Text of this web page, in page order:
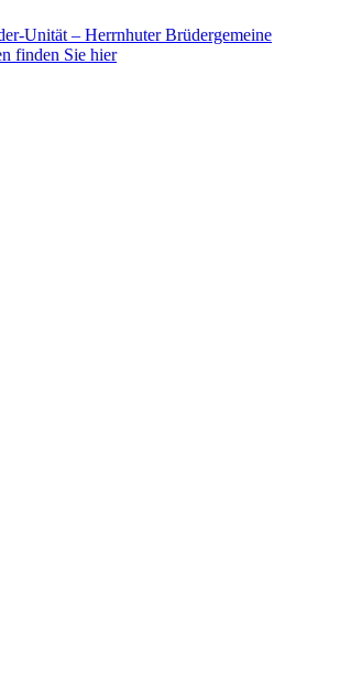
Unität – Herrnhuter Brüdergemeine
finden Sie hier